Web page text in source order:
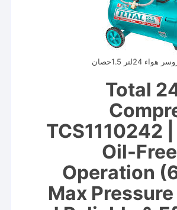
TCS1110242 كمبروسر هواء 24لتر 1.5حصان
Total
TCS1110242 |
Oil-
Operation
Max Pressure